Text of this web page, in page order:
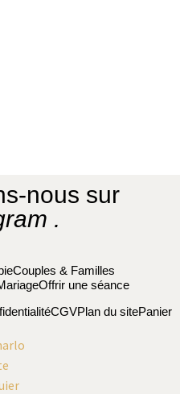
nous sur
.
Couples & Familles
Offrir une séance
CGVPlan du sitePanier